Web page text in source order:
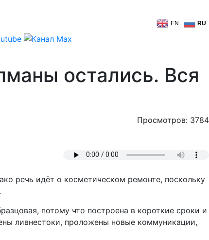
EN RU
остались. Вся
Просмотров: 3784
речь идёт о косметическом ремонте, поскольку
потому что построена в короткие сроки и
ливнестоки, проложены новые коммуникации,